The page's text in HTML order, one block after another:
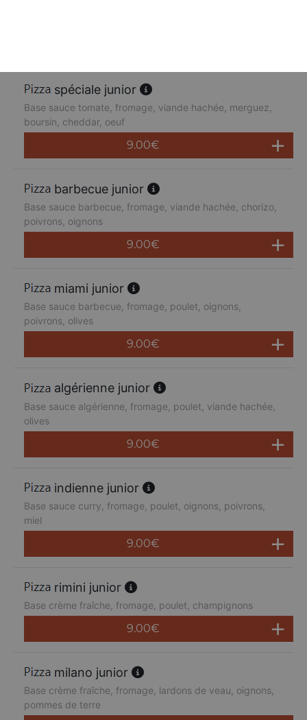
spéciale junior
Base sauce tomate, fromage, viande hachée, merguez,
boursin, cheddar, oeuf
9.00€
barbecue junior
Base sauce barbecue, fromage, viande hachée, chorizo,
poivrons, oignons
9.00€
miami junior
Base sauce barbecue, fromage, poulet, oignons,
poivrons, olives
9.00€
algérienne junior
Base sauce algérienne, fromage, poulet, viande hachée,
olives
9.00€
indienne junior
Base sauce curry, fromage, poulet, oignons, poivrons,
miel
9.00€
rimini junior
Base crème fraîche, fromage, poulet, champignons
9.00€
milano junior
Base crème fraîche, fromage, lardons de veau, oignons,
pommes de terre